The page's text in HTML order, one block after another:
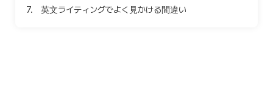
7.
英文ライティングでよく見かける間違い